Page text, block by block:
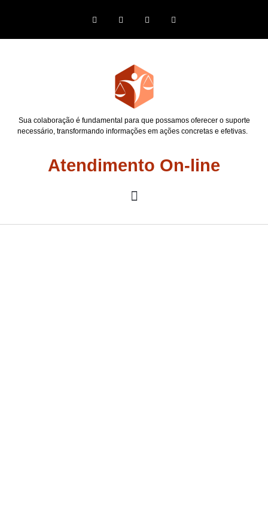
Sua colaboração é fundamental para que possamos oferecer o suporte
necessário, transformando informações em ações concretas e efetivas.
Atendimento On-line